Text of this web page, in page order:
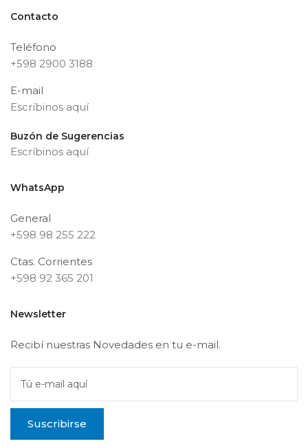
Contacto
Teléfono
+598 2900 3188
E-mail
Escríbinos aquí
Buzón de Sugerencias
Escríbinos aquí
WhatsApp
General
+598 98 255 222
Ctas. Corrientes
+598 92 365 201
Newsletter
Recibí nuestras Novedades en tu e-mail.
Tú e-mail aquí
Suscribirse